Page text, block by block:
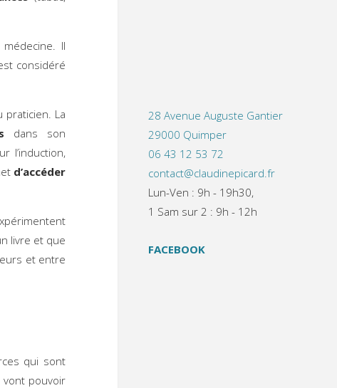
Il
considéré
La
dans son
l’induction,
d’accéder
livre et que
et entre
qui sont
vont pouvoir
28 Avenue Auguste Gantier
29000 Quimper
06 43 12 53 72
contact@claudinepicard.fr
Lun-Ven : 9h - 19h30,
1 Sam sur 2 : 9h - 12h
FACEBOOK